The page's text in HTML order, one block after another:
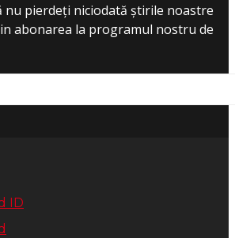
nu pierdeți niciodată știrile noastre
abonarea la programul nostru de